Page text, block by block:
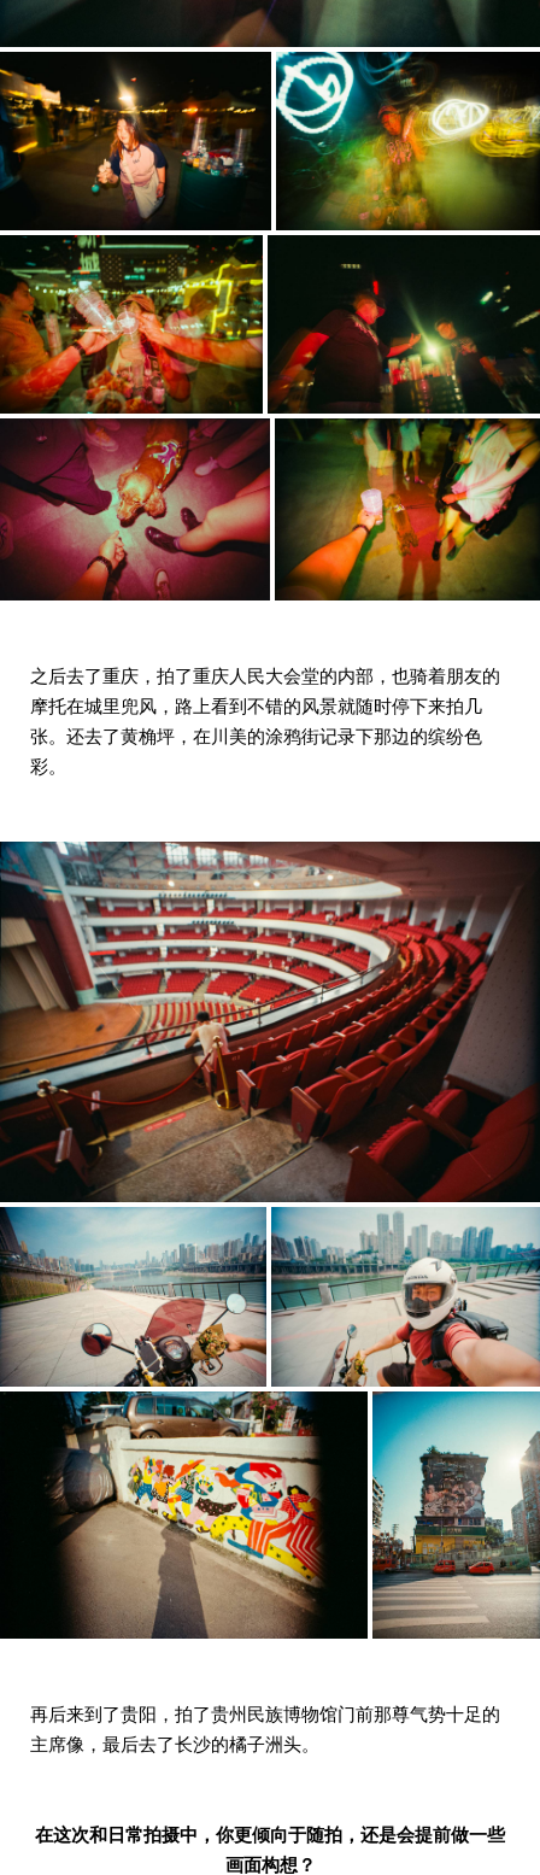
之后去了重庆，拍了重庆人民大会堂的内部，也骑着朋友的
摩托在城里兜风，路上看到不错的风景就随时停下来拍几
张。还去了黄桷坪，在川美的涂鸦街记录下那边的缤纷色
彩。
再后来到了贵阳，拍了贵州民族博物馆门前那尊气势十足的
主席像，最后去了长沙的橘子洲头。
在这次和日常拍摄中，你更倾向于随拍，还是会提前做一些
画面构想？